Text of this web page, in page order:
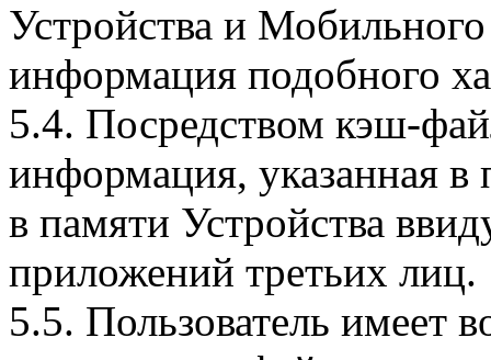
Устройства и
информация подобного
5.4. Посредством кэш-
информация, указанная в
в памяти Устройства
приложений третьих лиц.
5.5. Пользователь имеет